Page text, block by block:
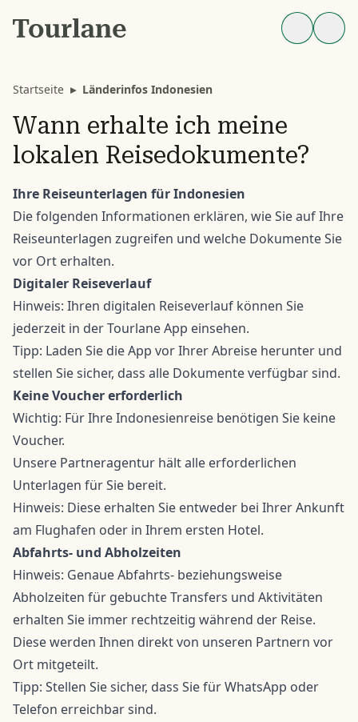
Startseite ▸ Länderinfos Indonesien
Wann erhalte ich meine
lokalen Reisedokumente?
Ihre Reiseunterlagen für Indonesien
Die folgenden Informationen erklären, wie Sie auf Ihre
Reiseunterlagen zugreifen und welche Dokumente Sie
vor Ort erhalten.
Digitaler Reiseverlauf
Hinweis: Ihren digitalen Reiseverlauf können Sie
jederzeit in der Tourlane App einsehen.
Tipp: Laden Sie die App vor Ihrer Abreise herunter und
stellen Sie sicher, dass alle Dokumente verfügbar sind.
Keine Voucher erforderlich
Wichtig: Für Ihre Indonesienreise benötigen Sie keine
Voucher.
Unsere Partneragentur hält alle erforderlichen
Unterlagen für Sie bereit.
Hinweis: Diese erhalten Sie entweder bei Ihrer Ankunft
am Flughafen oder in Ihrem ersten Hotel.
Abfahrts- und Abholzeiten
Hinweis: Genaue Abfahrts- beziehungsweise
Abholzeiten für gebuchte Transfers und Aktivitäten
erhalten Sie immer rechtzeitig während der Reise.
Diese werden Ihnen direkt von unseren Partnern vor
Ort mitgeteilt.
Tipp: Stellen Sie sicher, dass Sie für WhatsApp oder
Telefon erreichbar sind.